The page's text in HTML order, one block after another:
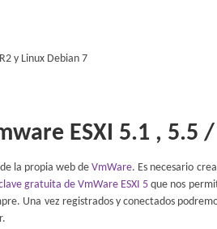
y Linux Debian 7
ESXI 5.1 , 5.5
la propia web deVmWare. Es necesario
gratuita de VmWare ESXI 5 que nos
Una vez registrados y conectados